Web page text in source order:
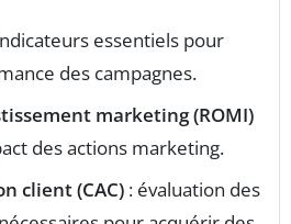
essentiels pour
des campagnes.
marketing (ROMI)
des actions marketing.
client (CAC) : évaluation des